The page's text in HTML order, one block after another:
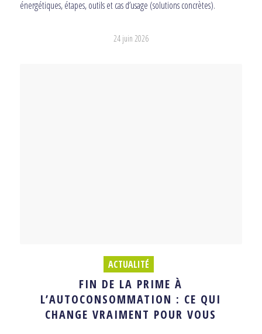
énergétiques, étapes, outils et cas d’usage (solutions concrètes).
24 juin 2026
ACTUALITÉ
FIN DE LA PRIME À
L’AUTOCONSOMMATION : CE QUI
CHANGE VRAIMENT POUR VOUS